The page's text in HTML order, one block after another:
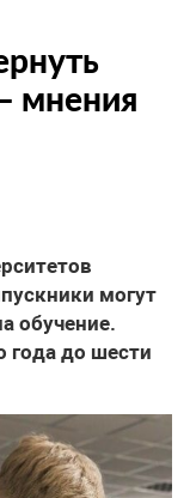
мнения
могут
обучение.
года до шести